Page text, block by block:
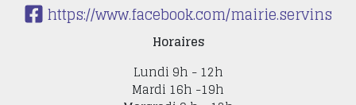
https://www.facebook.com/mairie.servins
Horaires
Lundi 9h - 12h
Mardi 16h -19h